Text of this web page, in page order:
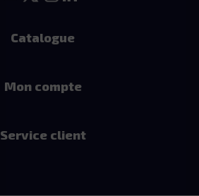
Catalogue
Mon compte
Service client